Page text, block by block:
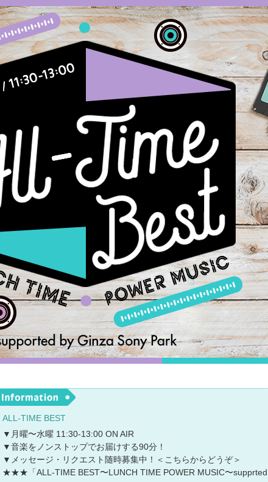
ALL-TIME BEST
▼月曜〜水曜 11:30-13:00 ON AIR
▼音楽をノンストップでお届けする90分！
▼メッセージ・リクエスト随時募集中！ ＜こちらからどうぞ＞
★★★「ALL-TIME BEST〜LUNCH TIME POWER MUSIC〜supprted